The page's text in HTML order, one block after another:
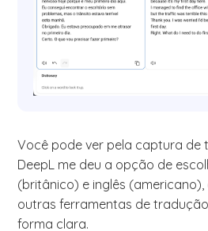
Você pode ver pela captura de
DeepL me deu a opção de
(britânico) e inglês
outras ferramentas de
forma clara.